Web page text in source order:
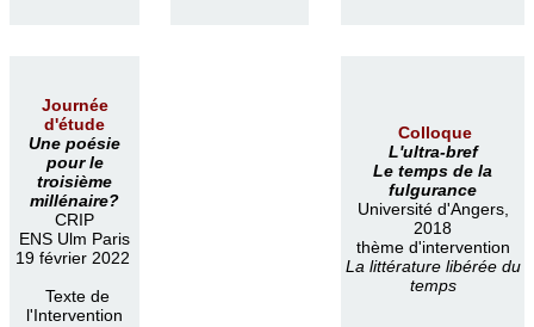
Journée
d'étude
Une poésie
pour le
troisième
millénaire?
CRIP
ENS Ulm Paris
19 février 2022
Texte de
l'Intervention
Colloque
L'ultra-bref
Le temps de la
fulgurance
Université d'Angers,
2018
thème d'intervention
La littérature libérée du
temps